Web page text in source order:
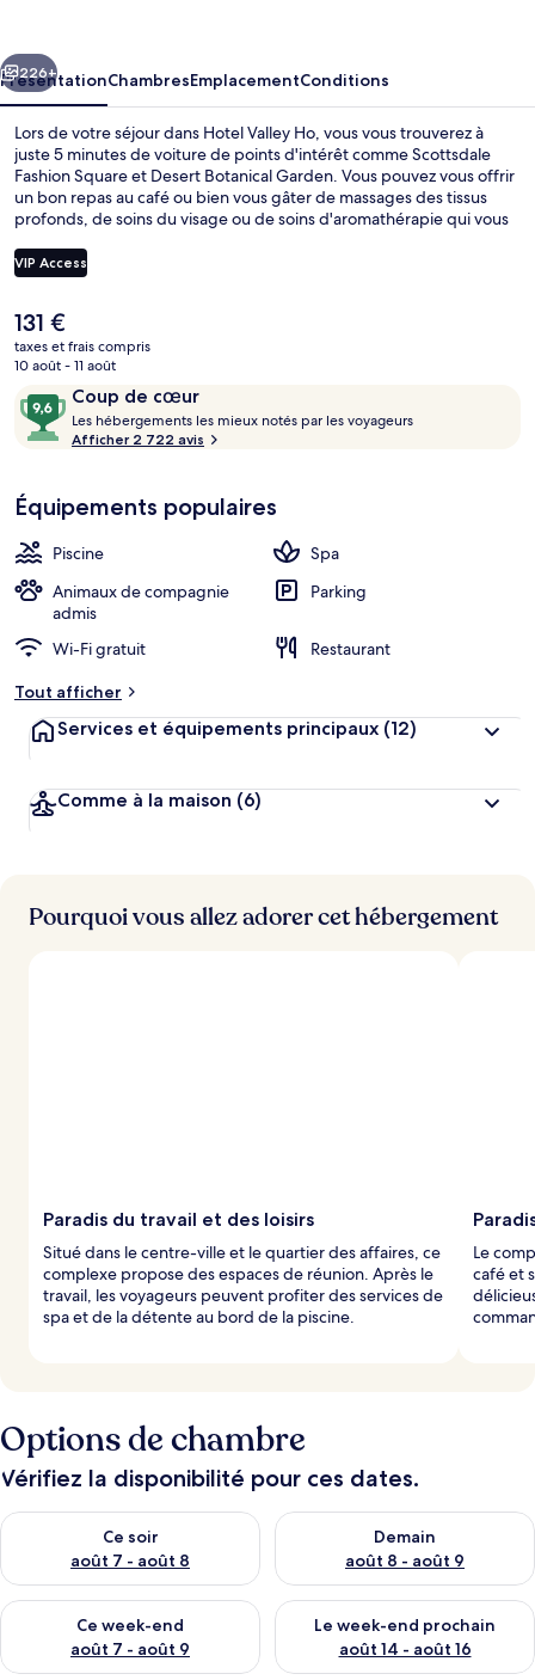
Suivant
226+
PrésentationChambresEmplacementConditions
Lors de votre séjour dans Hotel Valley Ho, vous vous trouverez à
juste 5 minutes de voiture de points d'intérêt comme Scottsdale
Fashion Square et Desert Botanical Garden. Vous pouvez vous offrir
un bon repas au café ou bien vous gâter de massages des tissus
profonds, de soins du visage ou de soins d'aromathérapie qui vous
outre 2 piscines extérieures, un bar en bord de piscine et une salle
de fitness ouverte 24 h/24. Les autres voyageurs ne tarissent pas
qualité.
VIP Access
Le
prix
actuel
de
131 €.
131 €
taxes et frais compris
10 août - 11 août
Avis
voyageurs
Coup de cœur
9,6
sur
10,
cœur
Les hébergements les mieux notés par les voyageurs
t
l
e
u
s
v
Afficher 2 722 avis
Équipements populaires
Piscine
Spa
Animaux de compagnie
admis
Parking
Wi-Fi gratuit
Restaurant
Tout afficher
Services et équipements principaux (12)
Comme à la maison (6)
Pourquoi vous allez adorer cet hébergement
Paradis du travail et des loisirs
Situé dans le centre-ville et le quartier des affaires, ce
complexe propose des espaces de réunion. Après le
travail, les voyageurs peuvent profiter des services de
spa et de la détente au bord de la piscine.
Le
café et
Options de chambre
Vérifiez la disponibilité pour ces dates.
Ce soir
août 7 - août 8
Vérifier la disponibilité pour ce soir août 7 - août 8
Demain
août 8 - août 9
Vérifier la disponibilité pour
Ce week-end
août 7 - août 9
Vérifier la disponibilité pour ce week-end août 7 - août 9
Le week-end prochain
août 14 - août 16
Vérifier la disponibilité pour